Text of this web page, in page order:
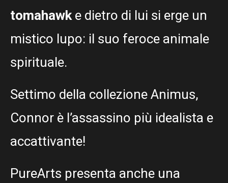
tomahawk e dietro di lui si erge un
mistico lupo: il suo feroce animale
spirituale.
Settimo della collezione Animus,
Connor è l’assassino più idealista e
accattivante!
PureArts presenta anche una